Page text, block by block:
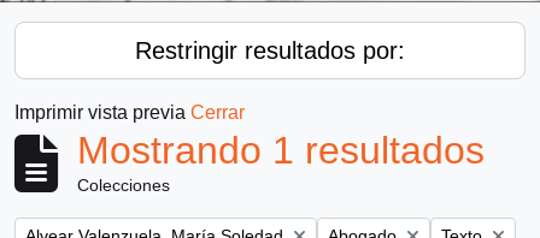
Restringir resultados por:
Imprimir vista previa Cerrar
Mostrando 1 resultados
Colecciones